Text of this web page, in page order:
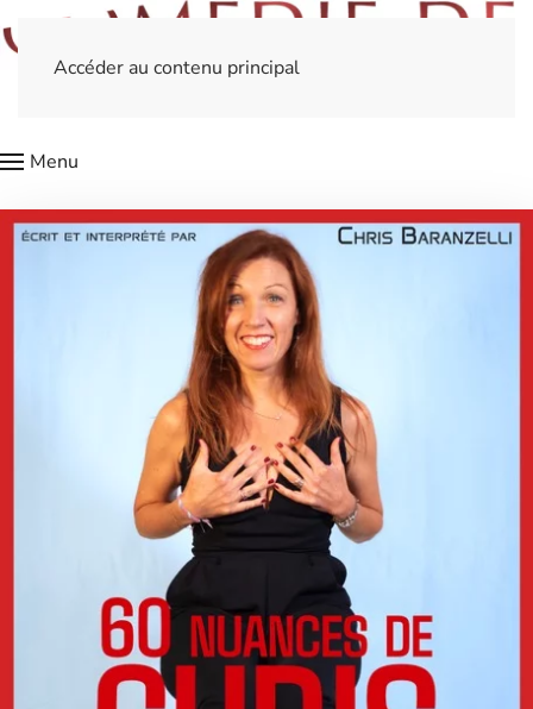
Accéder au contenu principal
Menu